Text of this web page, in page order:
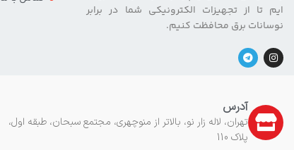
ایم تا از تجهیزات الکترونیکی شما در برابر
نوسانات برق محافظت کنیم.
آدرس
تهران، لاله زار نو، بالاتر از منوچهری، مجتمع سبحان، طبقه اول،
پلاک 110